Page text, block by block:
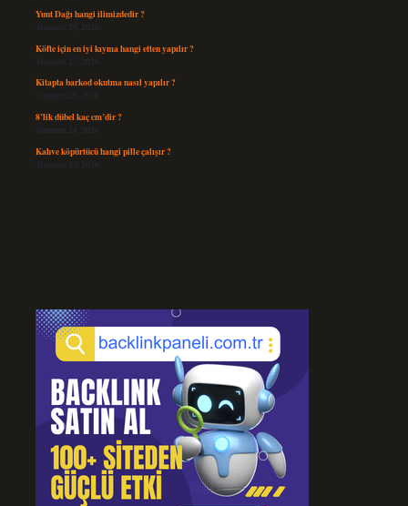
Yunt Dağı hangi ilimizdedir ?
Temmuz 29, 2026
Köfte için en iyi kıyma hangi etten yapılır ?
Temmuz 27, 2026
Kitapta barkod okutma nasıl yapılır ?
Temmuz 25, 2026
8’lik dübel kaç cm’dir ?
Temmuz 24, 2026
Kahve köpürtücü hangi pille çalışır ?
Temmuz 23, 2026